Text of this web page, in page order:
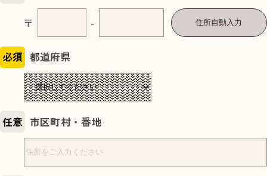
〒 - 住所自動入力
必須 都道府県
任意 市区町村・番地